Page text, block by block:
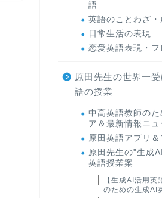
語
英語のことわざ・
日常生活の表現
恋愛英語表現・フ
原田先生の世界一
語の授業
中高英語教師の
ア＆最新情報ニュ
原田英語アプリ
原田先生の"生成
英語授業案
【生成AI活用英
のための生成AI